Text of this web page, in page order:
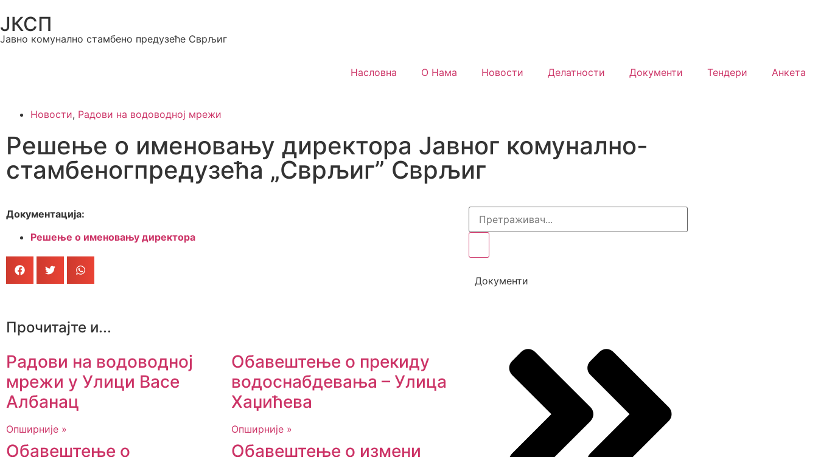
ЈКСП
Јавно комунално стамбено предузеће Сврљиг
Насловна О Нама Новости Делатности Документи Тендери Анкета
Новости, Радови на водоводној мрежи
Решење о именовању директора Јавног комунално-
стамбеногпредузећа „Сврљиг” Сврљиг
Документација:
Решење о именовању директора
Прочитајте и...
Радови на водоводној
мрежи у Улици Васе
Албанац
Опширније »
Обавештење о прекиду
водоснабдевања – Улица
Хаџићева
Опширније »
Обавештење о
Обавештење о измени
Документи